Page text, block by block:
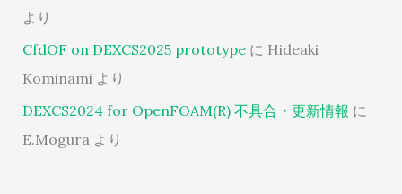
より
CfdOF on DEXCS2025 prototypeに Hideaki
Kominami より
DEXCS2024 for OpenFOAM(R) 不具合・更新情報 に
E.Mogura より